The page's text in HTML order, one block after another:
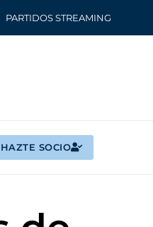
PARTIDOS STREAMING
HAZTE SOCIO